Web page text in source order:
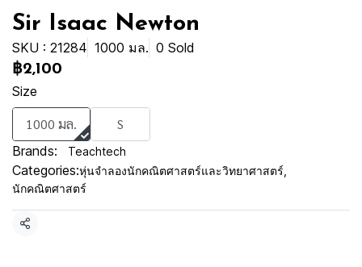
Sir Isaac Newton
SKU : 21284 1000 มล. 0 Sold
฿2,100
Size
1000 มล. S
Brands: Teachtech
Categories:หุ่นจำลองนักคณิตศาสตร์และวิทยาศาสตร์
นักคณิตศาสตร์
Share